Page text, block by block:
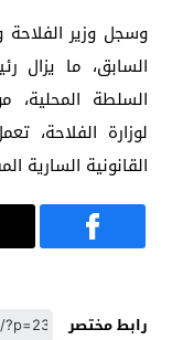
وسجل وزير الفلاحة
السابق، ما يزال
السلطة المحلية،
لوزارة الفلاحة،
القانونية السارية
رابط مختصر